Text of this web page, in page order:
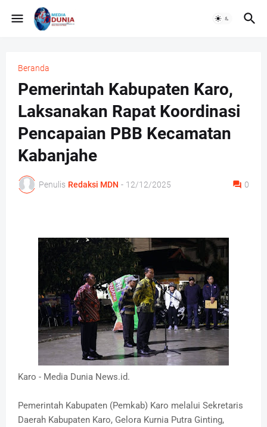
Beranda
Pemerintah Kabupaten Karo,
Laksanakan Rapat Koordinasi
Pencapaian PBB Kecamatan
Kabanjahe
Penulis Redaksi MDN - 12/12/2025 0
Karo - Media Dunia News.id.
Pemerintah Kabupaten (Pemkab) Karo melalui Sekretaris
Daerah Kabupaten Karo, Gelora Kurnia Putra Ginting,